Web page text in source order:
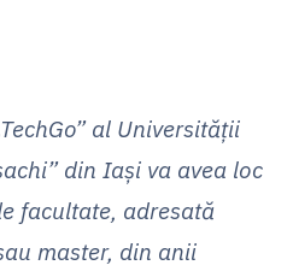
al Universității
din Iași va avea loc
facultate, adresată
master, din anii